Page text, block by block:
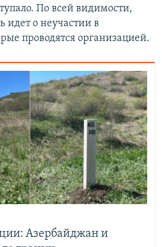
По всей видимости,
идет о неучастии в
проводятся организацией.
Азербайджан и